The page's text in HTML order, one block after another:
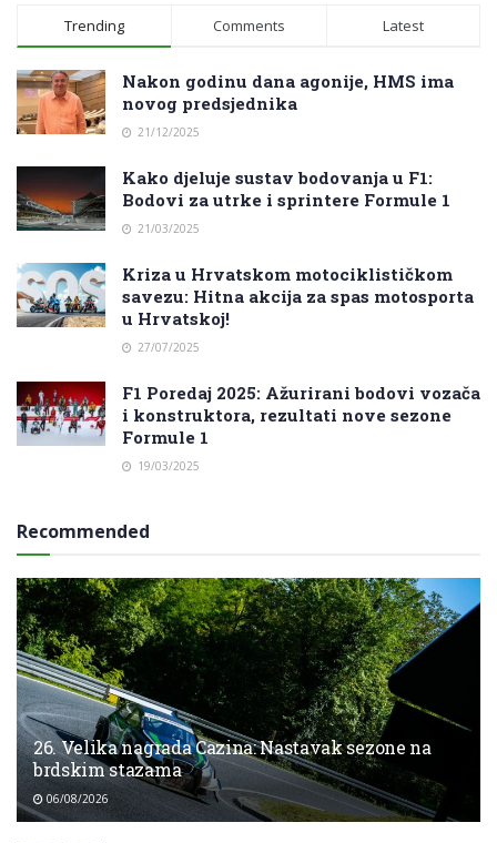
Trending Comments Latest
Nakon godinu dana agonije, HMS ima
novog predsjednika
21/12/2025
Kako djeluje sustav bodovanja u F1:
Bodovi za utrke i sprintere Formule 1
21/03/2025
Kriza u Hrvatskom motociklističkom
savezu: Hitna akcija za spas motosporta
u Hrvatskoj!
27/07/2025
F1 Poredaj 2025: Ažurirani bodovi vozača
i konstruktora, rezultati nove sezone
Formule 1
19/03/2025
Recommended
26. Velika nagrada Cazina: Nastavak sezone na
brdskim stazama
06/08/2026